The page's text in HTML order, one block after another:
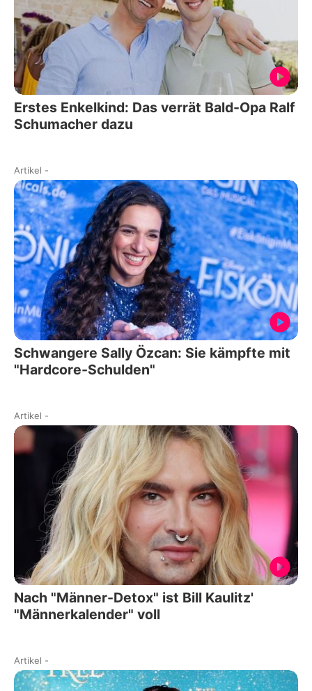
Erstes Enkelkind: Das verrät Bald-Opa Ralf
Schumacher dazu
Artikel -
Schwangere Sally Özcan: Sie kämpfte mit
"Hardcore-Schulden"
Artikel -
Nach "Männer-Detox" ist Bill Kaulitz'
"Männerkalender" voll
Artikel -